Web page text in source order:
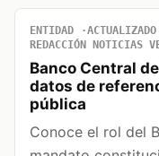
ENTIDAD
REDACCIÓN NOTICIAS
Banco Central
datos de
pública
Conoce el rol del